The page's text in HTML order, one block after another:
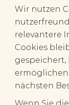
Wir nutzen
relevantere
Cookies
gespeichert,
ermöglichen
nächsten